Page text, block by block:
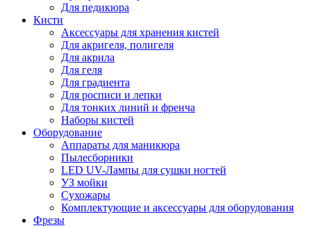
Для педикюра
Кисти
Аксессуары для хранения кистей
Для акригеля, полигеля
Для акрила
Для геля
Для градиента
Для росписи и лепки
Для тонких линий и френча
Наборы кистей
Оборудование
Аппараты для маникюра
Пылесборники
LED UV-Лампы для сушки ногтей
УЗ мойки
Сухожары
Комплектующие и аксессуары для оборудования
Фрезы